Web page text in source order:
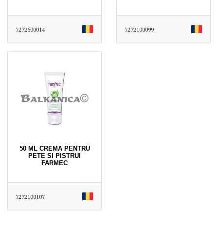
7272600014 7272100099
50 ML CREMA PENTRU
PETE SI PISTRUI
FARMEC
7272100107